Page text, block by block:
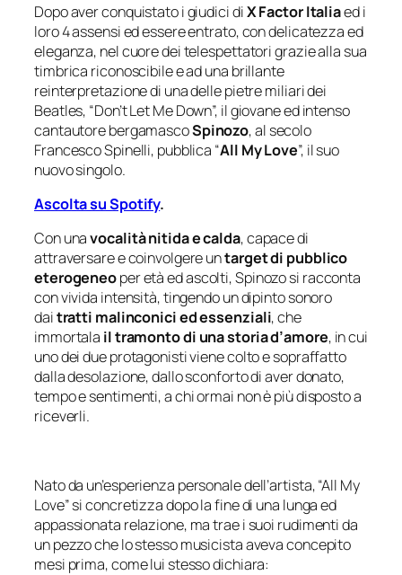
Dopo aver conquistato i giudici diX Factor Italiaed i
loro 4 assensi ed essere entrato, con delicatezza ed
eleganza, nel cuore dei telespettatori grazie alla sua
timbrica riconoscibile e ad una brillante
reinterpretazione di una delle pietre miliari dei
Beatles, “Don’t Let Me Down”, il giovane ed intenso
cantautore bergamascoSpinozo, al secolo
Francesco Spinelli, pubblica “All My Love”, il suo
nuovo singolo.
Ascolta su Spotify.
Con unavocalità nitida e calda, capace di
attraversare e coinvolgere untarget di pubblico
eterogeneoper età ed ascolti, Spinozo si racconta
con vivida intensità, tingendo un dipinto sonoro
daitratti malinconici ed essenziali, che
immortala il tramonto di una storia d’amore, in cui
uno dei due protagonisti viene colto e sopraffatto
dalla desolazione, dallo sconforto di aver donato,
tempo e sentimenti, a chi ormai non è più disposto a
riceverli.
Nato da un’esperienza personale dell’artista, “All My
Love” si concretizza dopo la fine di una lunga ed
appassionata relazione, ma trae i suoi rudimenti da
un pezzo che lo stesso musicista aveva concepito
mesi prima, come lui stesso dichiara: